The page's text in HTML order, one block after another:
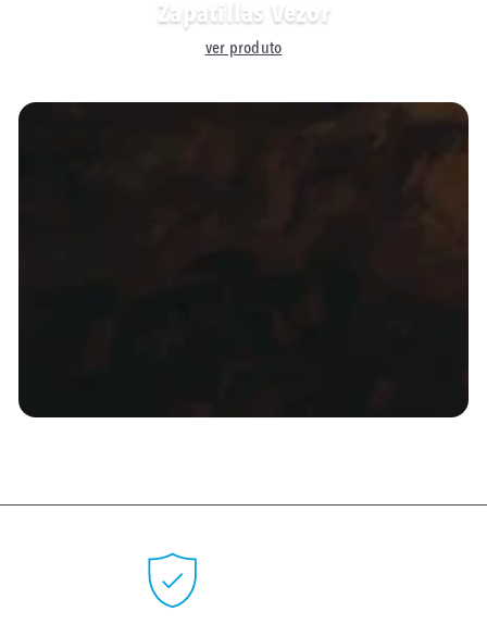
Zapatillas Vezor
ver produto